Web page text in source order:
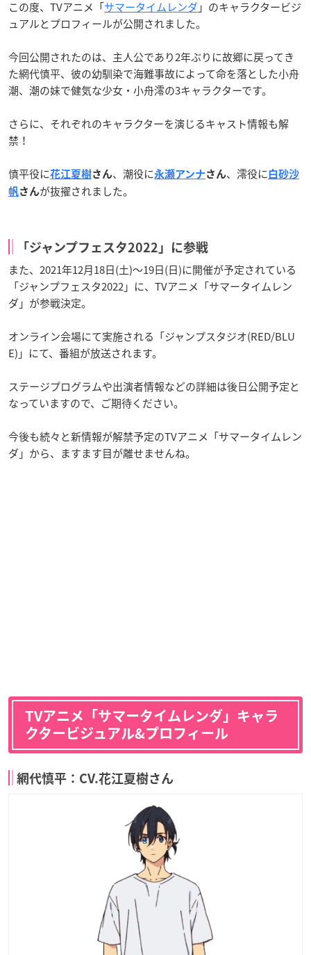
この度、TVアニメ「サマータイムレンダ 」のキャラクタービジ
ュアルとプロフィールが公開されました。
今回公開されたのは、主人公であり2年ぶりに故郷に戻ってき
た網代慎平、彼の幼馴染で海難事故によって命を落とした小舟
潮、潮の妹で健気な少女・小舟澪の3キャラクターです。
さらに、それぞれのキャラクターを演じるキャスト情報も解
禁！
慎平役に花江夏樹さん、潮役に永瀬アンナ さん、澪役に白砂沙
帆 さんが抜擢されました。
「ジャンプフェスタ2022」に参戦
また、2021年12月18日(土)〜19日(日)に開催が予定されている
「ジャンプフェスタ2022」に、TVアニメ「サマータイムレン
ダ」が参戦決定。
オンライン会場にて実施される「ジャンプスタジオ(RED/BLU
E)」にて、番組が放送されます。
ステージプログラムや出演者情報などの詳細は後日公開予定と
なっていますので、ご期待ください。
今後も続々と新情報が解禁予定のTVアニメ「サマータイムレン
ダ」から、ますます目が離せませんね。
TVアニメ「サマータイムレンダ」キャラ
クタービジュアル&プロフィール
網代慎平：CV.花江夏樹さん